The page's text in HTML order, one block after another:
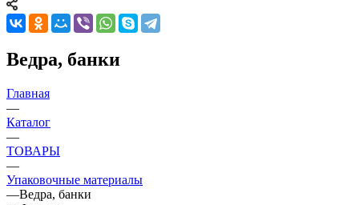
Ведра, банки
Главная
—
Каталог
—
ТОВАРЫ
—
Упаковочные материалы
—Ведра, банки